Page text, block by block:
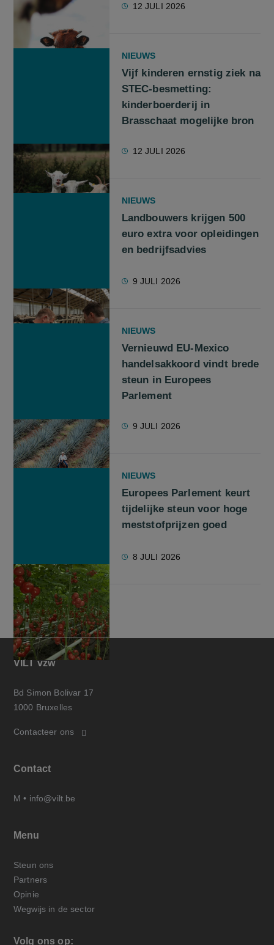
12 JULI 2026
NIEUWS
Vijf kinderen ernstig ziek na
STEC-besmetting:
kinderboerderij in
Brasschaat mogelijke bron
12 JULI 2026
NIEUWS
Landbouwers krijgen 500
euro extra voor opleidingen
en bedrijfsadvies
9 JULI 2026
NIEUWS
Vernieuwd EU-Mexico
handelsakkoord vindt brede
steun in Europees
Parlement
9 JULI 2026
NIEUWS
Europees Parlement keurt
tijdelijke steun voor hoge
meststofprijzen goed
8 JULI 2026
VILT vzw
Bd Simon Bolivar 17
1000 Bruxelles
Contacteer ons
Contact
M • info@vilt.be
Menu
Steun ons
Partners
Opinie
Wegwijs in de sector
Volg ons op: